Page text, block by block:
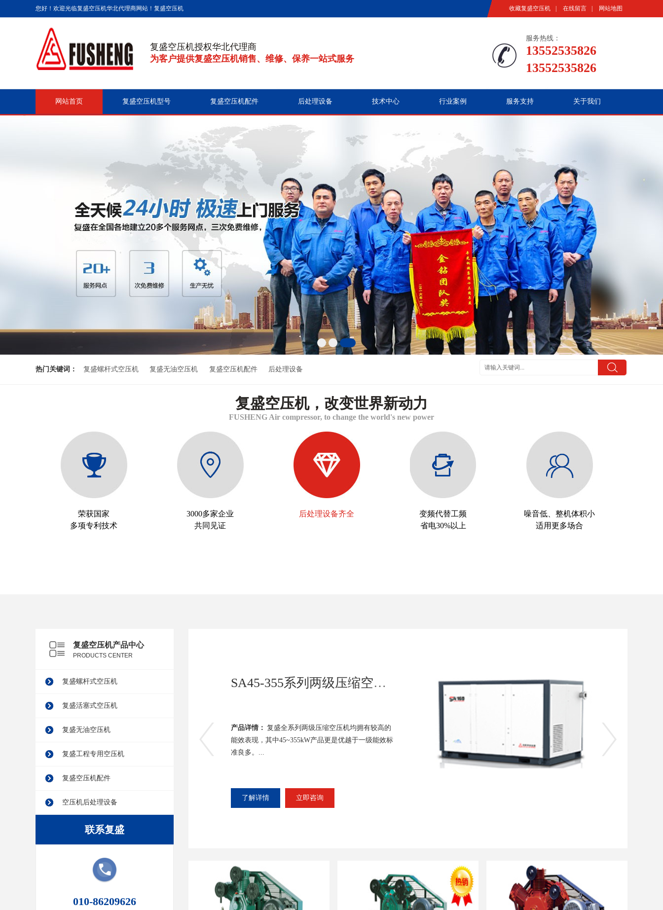
收藏复盛空压机 在线留言 网站地图
您好！欢迎光临复盛空压机华北代理商网站！ 复盛空压机
服务热线：
13552535826
13552535826
复盛空压机授权华北代理商
为客户提供复盛空压机销售、维修、保养一站式服务
网站首页 复盛空压机型号 复盛空压机配件 后处理设备 技术中心 行业案例 服务支持 关于我们
热门关键词： 复盛螺杆式空压机 复盛无油空压机 复盛空压机配件 后处理设备
复盛空压机，改变世界新动力
FUSHENG Air compressor, to change the world's new power
荣获国家
多项专利技术
3000多家企业
共同见证
后处理设备齐全
变频代替工频
省电30%以上
噪音低、整机体积小
适用更多场合
复盛空压机产品中心
PRODUCTS CENTER
复盛螺杆式空压机
复盛活塞式空压机
复盛无油空压机
复盛工程专用空压机
复盛空压机配件
空压机后处理设备
联系复盛
010-86209626
SAV-5.5-37永磁变频系列空压机
产品详情：永磁电机与空压机主机一体化设计，没有
齿轮和皮带，几乎能获得100%传动效率。无启动大电
流线，性运转平稳，恒压控制，可大幅节能。全封闭
式的变频驱动链设计，即使在恶劣环境下...